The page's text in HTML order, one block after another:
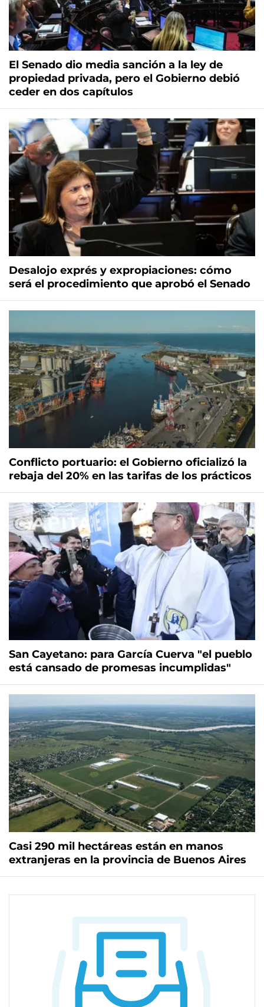
El Senado dio media sanción a la ley de
propiedad privada, pero el Gobierno debió
ceder en dos capítulos
Desalojo exprés y expropiaciones: cómo
será el procedimiento que aprobó el Senado
Conflicto portuario: el Gobierno oficializó la
rebaja del 20% en las tarifas de los prácticos
San Cayetano: para García Cuerva "el pueblo
está cansado de promesas incumplidas"
Casi 290 mil hectáreas están en manos
extranjeras en la provincia de Buenos Aires